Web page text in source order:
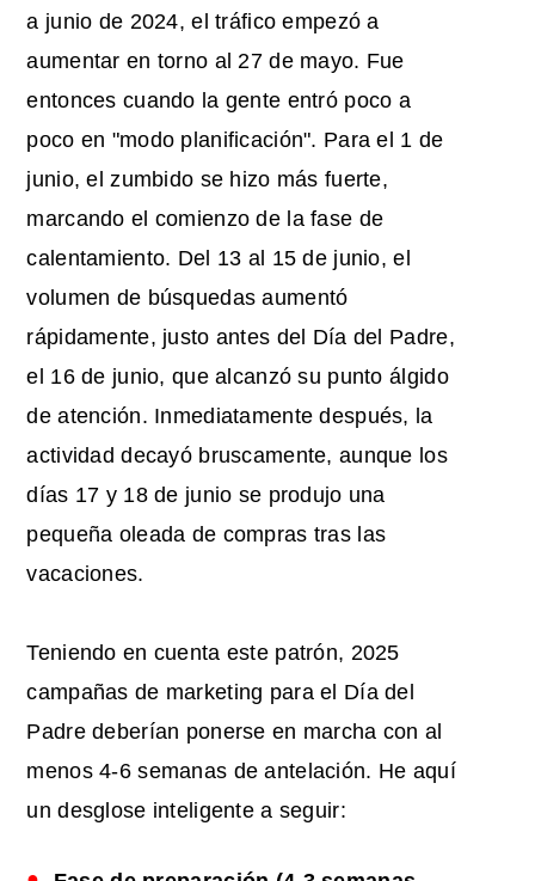
a junio de 2024, el tráfico empezó a
aumentar en torno al 27 de mayo. Fue
entonces cuando la gente entró poco a
poco en "modo planificación". Para el 1 de
junio, el zumbido se hizo más fuerte,
marcando el comienzo de la fase de
calentamiento. Del 13 al 15 de junio, el
volumen de búsquedas aumentó
rápidamente, justo antes del Día del Padre,
el 16 de junio, que alcanzó su punto álgido
de atención. Inmediatamente después, la
actividad decayó bruscamente, aunque los
días 17 y 18 de junio se produjo una
pequeña oleada de compras tras las
vacaciones.
Teniendo en cuenta este patrón, 2025
campañas de marketing para el Día del
Padredeberían ponerse en marcha con al
menos 4-6 semanas de antelación. He aquí
un desglose inteligente a seguir: